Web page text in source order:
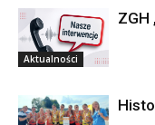
Aktualności
ZGH